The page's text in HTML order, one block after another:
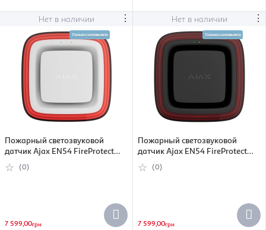
Нет в наличии ⋮
Пожарный светозвуковой
датчик Ajax EN54 FireProtect
VAD Sounder white (000057175)
(0)
7 599,00грн
Нет в наличии ⋮
Пожарный светозвуковой
датчик Ajax EN54 FireProtect
VAD Sounder black (000057173)
(0)
7 599,00грн